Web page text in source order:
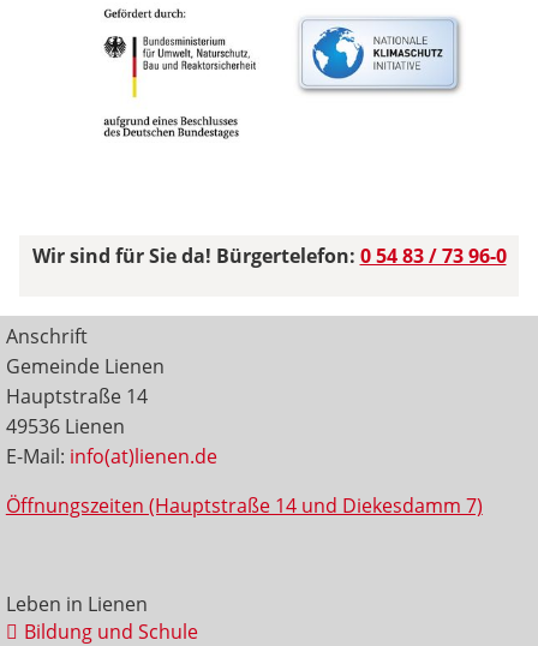
Wir sind für Sie da! Bürgertelefon: 0 54 83 / 73 96-0
Anschrift
Gemeinde Lienen
Hauptstraße 14
49536 Lienen
E-Mail: info(at)lienen.de
Öffnungszeiten (Hauptstraße 14 und Diekesdamm 7)
Leben in Lienen
Bildung und Schule